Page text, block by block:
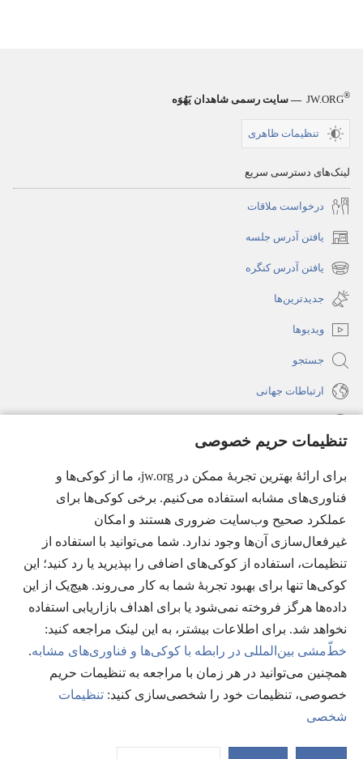
تنظیمات حریم خصوصی
برای ارائهٔ بهترین تجربهٔ ممکن در jw.org، ما از کوکی‌ها و
فناوری‌های مشابه استفاده می‌کنیم. برخی کوکی‌ها برای
عملکرد صحیح وب‌سایت ضروری هستند و امکان
غیرفعال‌سازی آن‌ها وجود ندارد. شما می‌توانید با استفاده از
تنظیمات، استفاده از کوکی‌های اضافی را بپذیرید یا رد کنید؛ این
کوکی‌ها تنها برای بهبود تجربهٔ شما به کار می‌روند. هیچ‌یک از این
داده‌ها هرگز فروخته نمی‌شود یا برای اهداف بازاریابی استفاده
نخواهد شد. برای اطلاعات بیشتر، به این لینک مراجعه کنید:‏
خطّ‌مشی بین‌المللی در رابطه با کوکی‌ها و فناوری‌های مشابه.
همچنین می‌توانید در هر زمان با مراجعه به تنظیمات حریم
خصوصی، تنظیمات خود را شخصی‌سازی کنید:‏ تنظیمات
شخصی
JW.ORG® — سایت رسمی شاهدان یَهُوَه
تنظیمات ظاهری
لینک‌های دسترسی سریع
درخواست ملاقات
یافتن آدرس جلسه
(پنجره‌ای
جدید
می‌شود)
یافتن آدرس کنگره
(پنجره‌ای
جدید
باز
می‌شود)
جدیدترین‌ها
ویدیوها
جستجو
ارتباطات جهانی
(پنجره‌ای
جدید
می‌شود)
(پنجره‌ای
جدید
می‌شود)
JW Hub
®
(پنجره‌ای
باز
می‌شود)
®
JW Library
Watchtower Library
© 2026 Watch Tower Bible and Tract Society of Pennsylvania.